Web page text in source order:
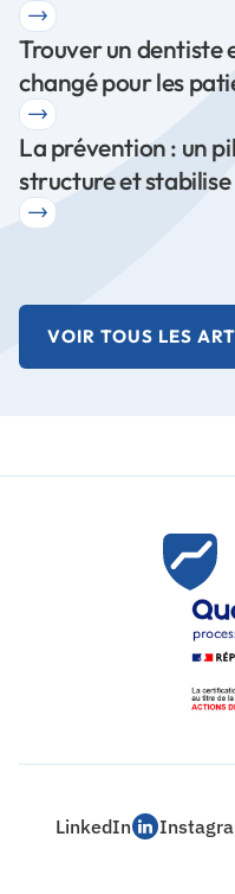
Trouver un dentiste
changé pour les
La prévention : un
structure et
VOIR TOUS LES
LinkedIn